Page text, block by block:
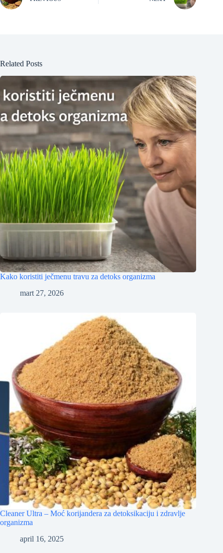
Related Posts
Kako koristiti ječmenu travu za detoks organizma
mart 27, 2026
Cleaner Ultra – Moć korijandera za detoksikaciju i zdravlje
organizma
april 16, 2025